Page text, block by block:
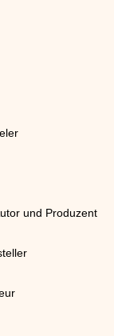
und Produzent